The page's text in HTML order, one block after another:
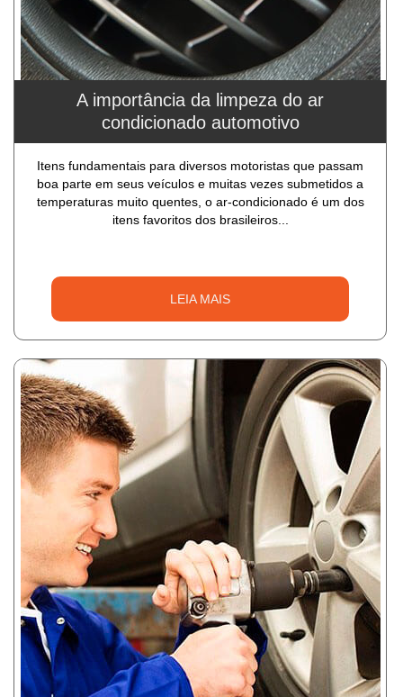
A importância da limpeza do ar
condicionado automotivo
Itens fundamentais para diversos motoristas que passam
boa parte em seus veículos e muitas vezes submetidos a
temperaturas muito quentes, o ar-condicionado é um dos
itens favoritos dos brasileiros...
LEIA MAIS